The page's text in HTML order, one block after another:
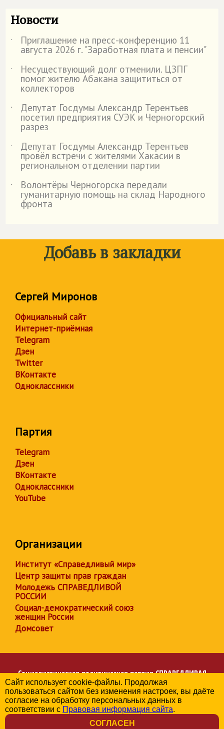
Новости
˙ Приглашение на пресс-конференцию 11
августа 2026 г. "Заработная плата и пенсии"
˙
Несуществующий долг отменили. ЦЗПГ
помог жителю Абакана защититься от
коллекторов
˙
Депутат Госдумы Александр Терентьев
посетил предприятия СУЭК и Черногорский
разрез
˙
Депутат Госдумы Александр Терентьев
провёл встречи с жителями Хакасии в
региональном отделении партии
˙
Волонтёры Черногорска передали
гуманитарную помощь на склад Народного
фронта
Добавь в закладки
Сергей Миронов
Официальный сайт
Интернет-приёмная
Telegram
Дзен
Twitter
ВКонтакте
Одноклассники
Партия
Telegram
Дзен
ВКонтакте
Одноклассники
YouTube
Организации
Институт «Справедливый мир»
Центр защиты прав граждан
Молодежь СПРАВЕДЛИВОЙ
РОССИИ
Социал-демократический союз
женщин России
Домсовет
Социалистическая политическая партияСПРАВЕДЛИВАЯ
РОССИЯ
Региональное отделение партии в Республике Хакасия
© 2006-2026
Политика в отношении обработки персональных данных
Сайт использует cookie-файлы. Продолжая
пользоваться сайтом без изменения настроек, вы даёте
согласие на обработку персональных данных в
соответствии с Правовая информация сайта.
СОГЛАСЕН